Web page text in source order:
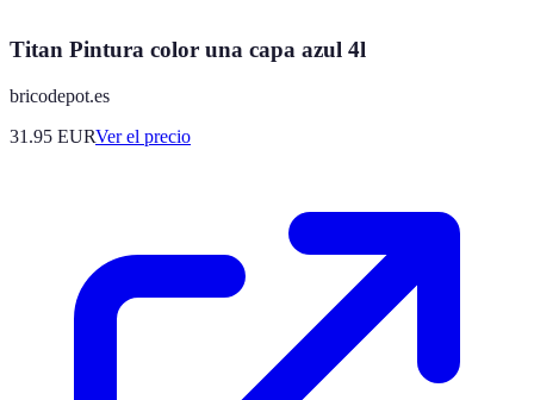
Titan Pintura color una capa azul 4l
bricodepot.es
31.95 EURVer el precio